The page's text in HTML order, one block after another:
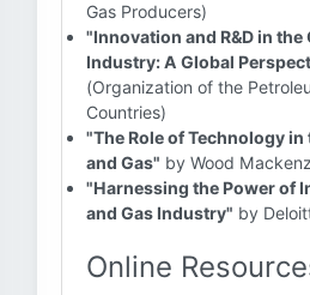
Gas Producers)
"Innovation and R&D in the
Industry: A Global
(Organization of the
Countries)
"The Role of Technology in
and Gas" by Wood
"Harnessing the Power of
and Gas Industry" by
Online